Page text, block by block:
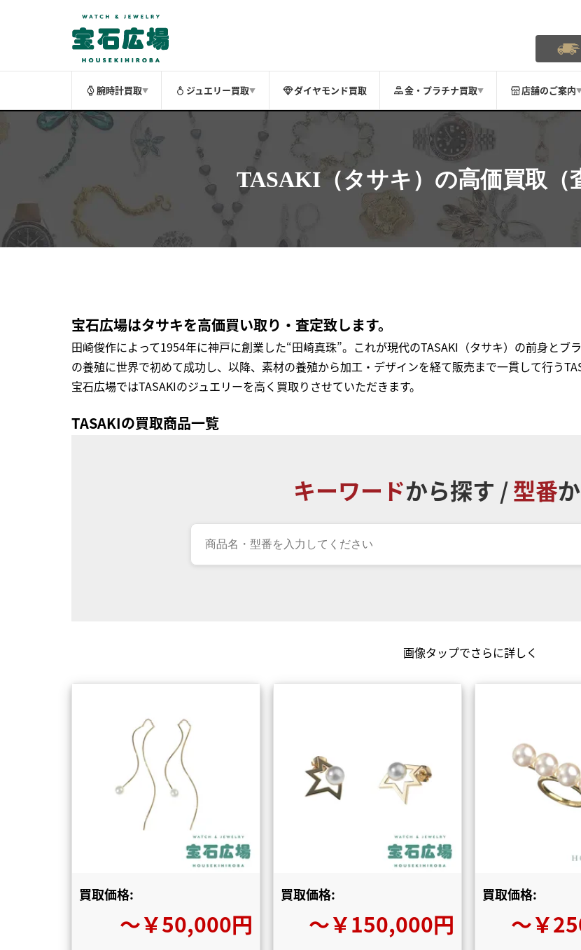
腕時計買取▼ ジュエリー買取▼ ダイヤモンド買取 金・プラチナ買取▼ 店舗のご案内
TASAKI（タサキ） の高価買取（
宝石広場はタサキを高価買い取り・査定致します。
田崎俊作によって1954年に神戸に創業した“田崎真珠”。これが現代のTASAKI（タサキ）の前身と
の養殖に世界で初めて成功し、以降、素材の養殖から加工・デザインを経て販売まで一貫して行う
宝石広場ではTASAKIのジュエリーを高く買取りさせていただきます。
TASAKIの買取商品一覧
キーワードから探す /型番
画像タップでさらに詳しく
買取価格:
〜￥50,000円
買取価格:
〜￥150,000円
買取価格:
〜￥